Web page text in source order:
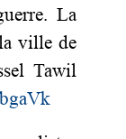
La
ville de
Tawil